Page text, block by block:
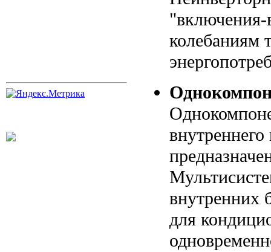
колебаниям
внутренних
для